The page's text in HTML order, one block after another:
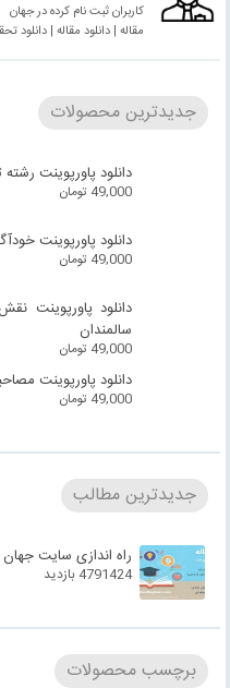
کاربران ثبت نام کرده در جهان
مقاله | دانلود مقاله | دانلود
جدیدترین محصولات
دانلود پاورپوینت
49,000 تومان
دانلود پاورپوینت
49,000 تومان
دانلود پاورپوینت
سالمندان
49,000 تومان
دانلود پاورپوینت
49,000 تومان
جدیدترین مطالب
راه اندازی سایت جهان
4791424 بازدید
برچسب محصولات